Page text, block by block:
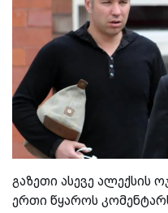
გაზეთი ასევე
ერთი წყაროს